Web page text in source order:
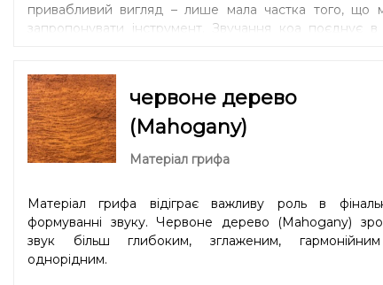
привабливий вигляд – лише мала частка того, що
запропонувати інструмент. Звучання кoa поєднує в
гітарах з клену. Нова гітара з коа спочатку
максимально яскраво та щільно, дещо схоже на клен.
чим більше інструмент розіграний, тим
розкривається справжня магія коа. З часом
набуває приємних обертонів в середньому спектрі
гітара ніби нагороджує власника
резонансами, дарує свіжість та відчуття новизни.
коа добре передають динаміку гри: чуткий
гучність, в тандемі, роблять цю гітару
універсальною. Саме тому звукорежисери та
червоне дерево
(Mahogany)
Матеріал грифа
Матеріал грифа відіграє важливу роль в
формуванні звуку. Червоне дерево (Mahogany)
звук більш глибоким, зглаженим,
однорідним.